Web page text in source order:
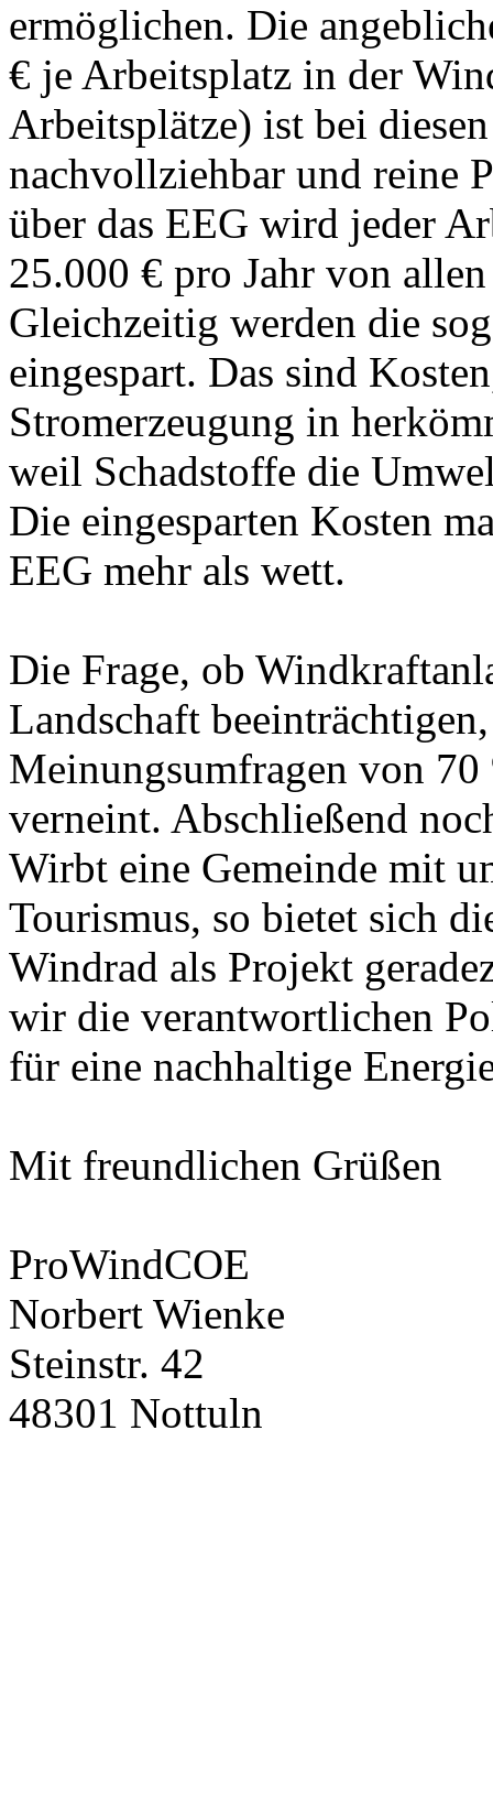
ermöglichen. Die
€ je Arbeitsplatz in der
Arbeitsplätze) ist bei
nachvollziehbar und reine
über das EEG wird jeder
25.000 € pro Jahr von
Gleichzeitig werden die
eingespart. Das sind
Stromerzeugung in
weil Schadstoffe die
Die eingesparten Kosten
EEG mehr als wett.
Die Frage, ob
Landschaft
Meinungsumfragen von
verneint. Abschließend
Wirbt eine Gemeinde mit
Tourismus, so bietet sich
Windrad als Projekt
wir die verantwortlichen
für eine nachhaltige
Mit freundlichen Grüßen
ProWindCOE
Norbert Wienke
Steinstr. 42
48301 Nottuln